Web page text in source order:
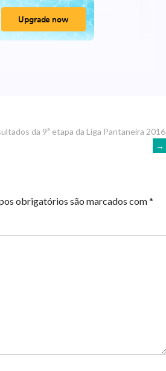
da 9ª etapa da Liga Pantaneira 2016
→
obrigatórios são marcados com*